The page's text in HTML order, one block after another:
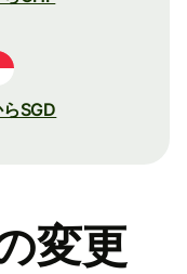
SGD
変更